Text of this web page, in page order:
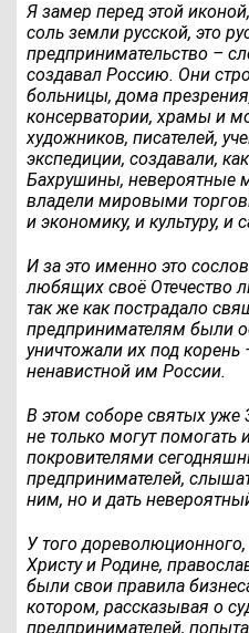
Я замер перед этой
соль земли русской, это
предпринимательство –
создавал Россию. Они
больницы, дома
консерватории, храмы и
художников, писателей,
экспедиции, создавали,
Бахрушины, невероятные
владели мировыми
и экономику, и культуру, и
И за это именно это
любящих своё Отечество
так же как пострадало
предпринимателям были
уничтожали их под корень
ненавистной им России.
В этом соборе святых
не только могут
покровителями
предпринимателей,
ним, но и дать
У того
Христу и Родине,
были свои правила
котором, рассказывая о
предпринимателей,